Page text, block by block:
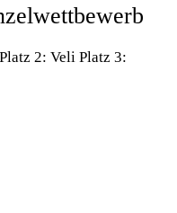
2: Veli Platz 3: